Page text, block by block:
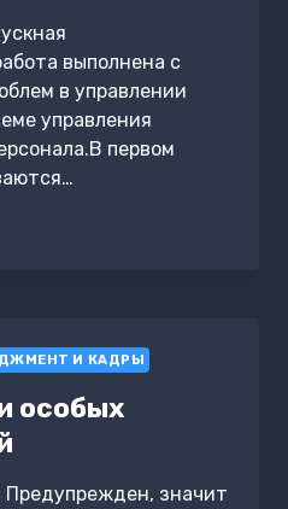
выполнена с
в управлении
управления
первом
И КАДРЫ
особых
Предупрежден, значит